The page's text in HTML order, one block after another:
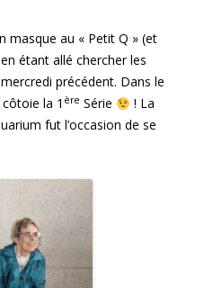
masque au « Petit Q » (et
étant allé chercher les
précédent. Dans le
la 1 ère Série
! La
fut l’occasion de se